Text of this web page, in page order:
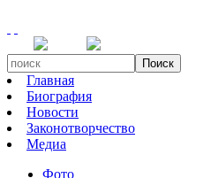
Поиск
Главная
Биография
Новости
Законотворчество
Медиа
Фото